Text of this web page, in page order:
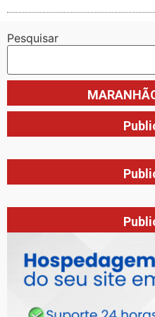
Pesquisar